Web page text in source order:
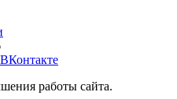
работы сайта.